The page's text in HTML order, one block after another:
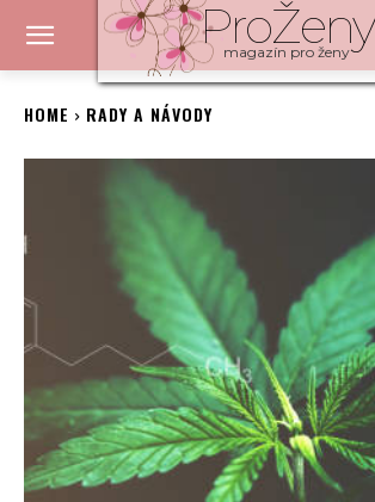
ProŽeny
magazín pro ženy
HOME RADY A NÁVODY